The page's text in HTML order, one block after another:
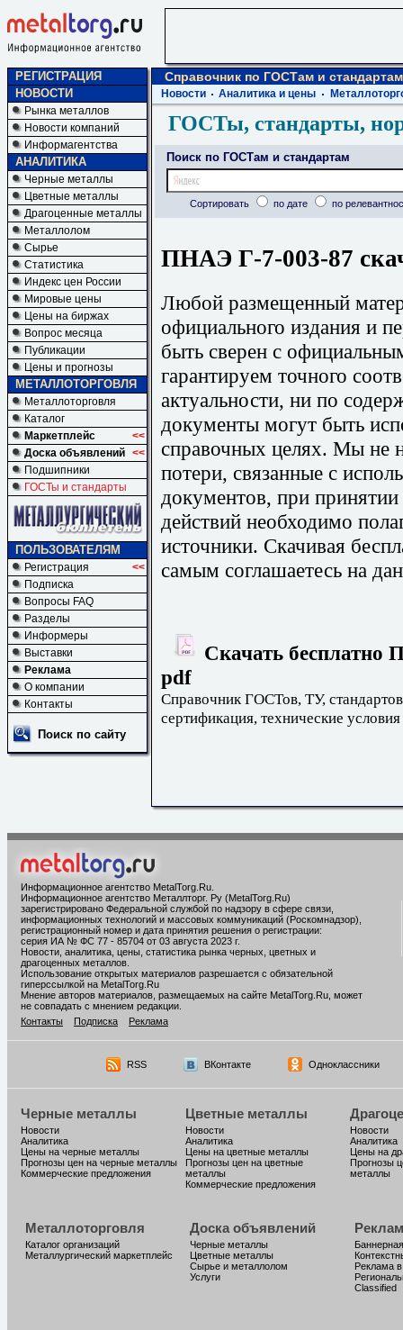
РЕГИСТРАЦИЯ
НОВОСТИ
Рынка металлов
Новости компаний
Информагентства
АНАЛИТИКА
Черные металлы
Цветные металлы
Драгоценные металлы
Металлолом
Сырье
Статистика
Индекс цен России
Мировые цены
Цены на биржах
Вопрос месяца
Публикации
Цены и прогнозы
МЕТАЛЛОТОРГОВЛЯ
Металлоторговля
Каталог
Маркетплейс
<<
Доска объявлений <<
Подшипники
ГОСТы и стандарты
ПОЛЬЗОВАТЕЛЯМ
Регистрация
<<
Подписка
Вопросы FAQ
Разделы
Информеры
Выставки
Реклама
О компании
Контакты
Поиск по сайту
Справочник по ГОСТам и стандартам
Новости Аналитика и цены
ГОСТы, стандарты,
Поиск по ГОСТам и стандартам
Сортировать по дате по
ПНАЭ Г-7-003-87
Любой размещенный
официального издания и
быть сверен с
гарантируем точного
актуальности, ни по
документы могут быть
справочных целях. Мы не
потери, связанные с
документов, при
действий необходимо
источники. Скачивая
самым соглашаетесь на
Скачать
pdf
Справочник ГОСТов, ТУ,
сертификация, технические условия
Информационное агентство MetalTorg.Ru
Информационное агентство Металлторг. Ру (MetalTorg.Ru)
зарегистрировано Федеральной службой по надзору в сфере связи,
информационных технологий и массовых коммуникаций (Роскомнадзор),
регистрационный номер и дата принятия решения о регистрации:
серия ИА № ФС 77 - 85704 от 03 августа 2023 г.
Новости, аналитика, цены, статистика рынка черных, цветных и
драгоценных металлов.
Использование открытых материалов разрешается с обязательной
гиперссылкой на MetalTorg.Ru
Мнение авторов материалов, размещаемых на сайте MetalTorg.Ru, может
не совпадать с мнением редакции.
Контакты
Подписка Реклама
RSS ВКонтакте Одноклассники
Черные металлы
Новости
Аналитика
Цены на черные металлы
Прогнозы цен на черные металлы
Коммерческие предложения
Цветные металлы
Новости
Аналитика
Цены на цветные металлы
Прогнозы цен на цветные
металлы
Коммерческие предложения
Новости
Аналитика
Цены на
Прогнозы
металлы
Металлоторговля
Каталог организаций
Металлургический маркетплейс
Доска объявлений
Черные металлы
Цветные металлы
Сырье и металлолом
Услуги
Реклама
Classified